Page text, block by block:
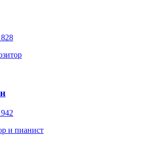
и пианист